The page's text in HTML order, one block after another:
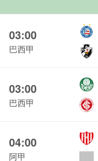
03:00
巴西甲
03:00
巴西甲
04:00
阿甲